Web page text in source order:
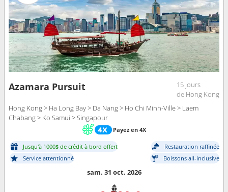
Rechercher
Azamara Pursuit
15 jours
de Hong Kong
Hong Kong > Ha Long Bay > Da Nang > Ho Chi Minh-Ville > Laem
Chabang > Ko Samui > Singapour
Payez en 4X
Jusqu'à 1000$ de crédit à bord offert
Restauration raffinée
Service attentionné
Boissons all-inclusive
sam. 31 oct. 2026